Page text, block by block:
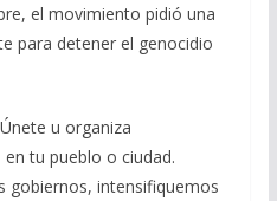
el movimiento pidió una
para detener el genocidio
u organiza
tu pueblo o ciudad.
gobiernos, intensifiquemos